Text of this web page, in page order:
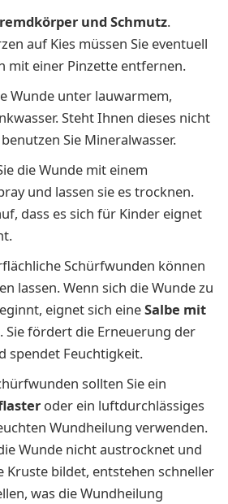
und Schmutz.
auf Kies müssen Sie eventuell
mit einer Pinzette entfernen.
Wunde unter lauwarmem,
Steht Ihnen dieses nicht
Sie Mineralwasser.
die Wunde mit einem
und lassen sie es trocknen.
dass es sich für Kinder eignet
Schürfwunden können
lassen. Wenn sich die Wunde zu
eignet sich eineSalbe mit
. Sie fördert die Erneuerung der
spendet Feuchtigkeit.
sollten Sie ein
oder ein luftdurchlässiges
Wundheilung verwenden.
Wunde nicht austrocknet und
Kruste bildet, entstehen schneller
was die Wundheilung